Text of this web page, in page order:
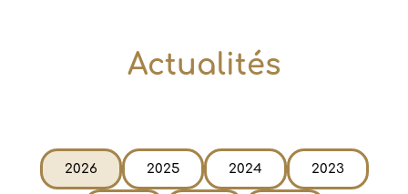
Actualités
2026 2025 2024 2023